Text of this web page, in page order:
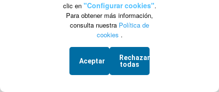
www.vuelonet.com
Modificación / Cancelación
C/ Marie Curie 5 Edificio Alpha 3ª planta, Rivas VaciaMadrid 28521 Madrid
clic en "Configurar cookies".
Para obtener más información,
consulta nuestra Política de
cookies .
Aceptar
Rechazar
todas